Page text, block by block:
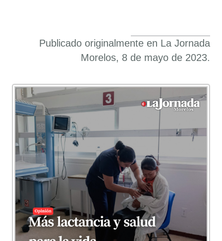
Publicado originalmente en La Jornada
Morelos, 8 de mayo de 2023.